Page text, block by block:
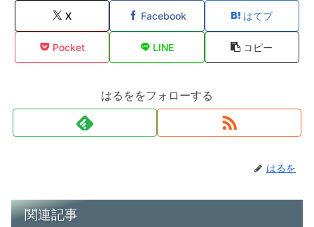
X Facebook はてブ
Pocket LINE コピー
はるををフォローする
はるを
関連記事